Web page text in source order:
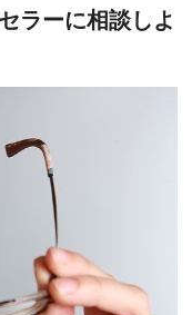
ラーに相談しよ